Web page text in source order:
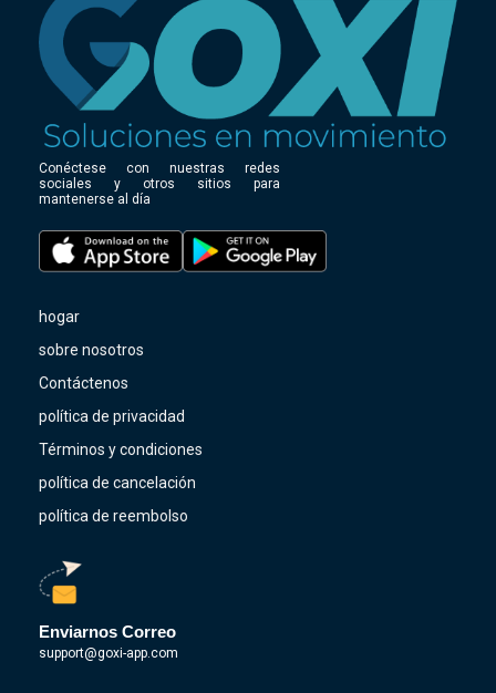
Conéctese con nuestras redes
sociales y otros sitios para
mantenerse al día
hogar
sobre nosotros
Contáctenos
política de privacidad
Términos y condiciones
política de cancelación
política de reembolso
Enviarnos Correo
support@goxi-app.com